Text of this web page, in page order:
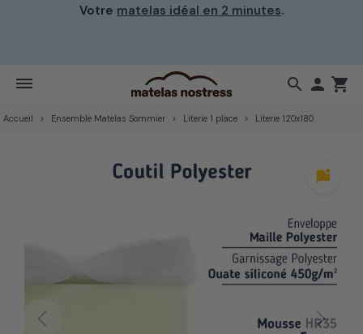
Votre matelas idéal en 2 minutes.
search  shopping_cart
Accueil Ensemble Matelas Sommier Literie 1 place Literie 120x180
mark_chat_unread
Previous Next